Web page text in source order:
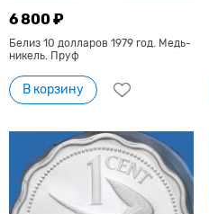
6 800 ₽
Белиз 10 долларов 1979 год. Медь-
никель. Пруф
В корзину